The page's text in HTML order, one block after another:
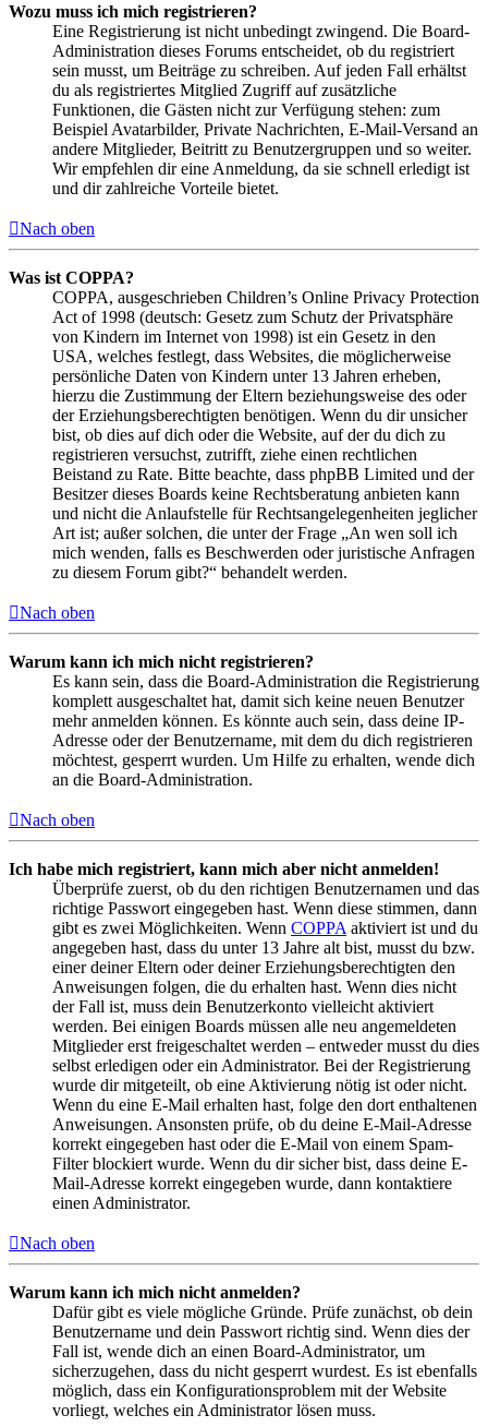
Wozu muss ich mich registrieren?
Eine Registrierung ist nicht unbedingt zwingend. Die Board-
Administration dieses Forums entscheidet, ob du registriert
sein musst, um Beiträge zu schreiben. Auf jeden Fall erhältst
du als registriertes Mitglied Zugriff auf zusätzliche
Funktionen, die Gästen nicht zur Verfügung stehen: zum
Beispiel Avatarbilder, Private Nachrichten, E-Mail-Versand an
andere Mitglieder, Beitritt zu Benutzergruppen und so weiter.
Wir empfehlen dir eine Anmeldung, da sie schnell erledigt ist
und dir zahlreiche Vorteile bietet.
Nach oben
Was ist COPPA?
COPPA, ausgeschrieben Children’s Online Privacy Protection
Act of 1998 (deutsch: Gesetz zum Schutz der Privatsphäre
von Kindern im Internet von 1998) ist ein Gesetz in den
USA, welches festlegt, dass Websites, die möglicherweise
persönliche Daten von Kindern unter 13 Jahren erheben,
hierzu die Zustimmung der Eltern beziehungsweise des oder
der Erziehungsberechtigten benötigen. Wenn du dir unsicher
bist, ob dies auf dich oder die Website, auf der du dich zu
registrieren versuchst, zutrifft, ziehe einen rechtlichen
Beistand zu Rate. Bitte beachte, dass phpBB Limited und der
Besitzer dieses Boards keine Rechtsberatung anbieten kann
und nicht die Anlaufstelle für Rechtsangelegenheiten jeglicher
Art ist; außer solchen, die unter der Frage „An wen soll ich
mich wenden, falls es Beschwerden oder juristische Anfragen
zu diesem Forum gibt?“ behandelt werden.
Nach oben
Warum kann ich mich nicht registrieren?
Es kann sein, dass die Board-Administration die Registrierung
komplett ausgeschaltet hat, damit sich keine neuen Benutzer
mehr anmelden können. Es könnte auch sein, dass deine IP-
Adresse oder der Benutzername, mit dem du dich registrieren
möchtest, gesperrt wurden. Um Hilfe zu erhalten, wende dich
an die Board-Administration.
Nach oben
Ich habe mich registriert, kann mich aber nicht anmelden!
Überprüfe zuerst, ob du den richtigen Benutzernamen und das
richtige Passwort eingegeben hast. Wenn diese stimmen, dann
gibt es zwei Möglichkeiten. Wenn COPPA aktiviert ist und du
angegeben hast, dass du unter 13 Jahre alt bist, musst du bzw.
einer deiner Eltern oder deiner Erziehungsberechtigten den
Anweisungen folgen, die du erhalten hast. Wenn dies nicht
der Fall ist, muss dein Benutzerkonto vielleicht aktiviert
werden. Bei einigen Boards müssen alle neu angemeldeten
Mitglieder erst freigeschaltet werden – entweder musst du dies
selbst erledigen oder ein Administrator. Bei der Registrierung
wurde dir mitgeteilt, ob eine Aktivierung nötig ist oder nicht.
Wenn du eine E-Mail erhalten hast, folge den dort enthaltenen
Anweisungen. Ansonsten prüfe, ob du deine E-Mail-Adresse
korrekt eingegeben hast oder die E-Mail von einem Spam-
Filter blockiert wurde. Wenn du dir sicher bist, dass deine E-
Mail-Adresse korrekt eingegeben wurde, dann kontaktiere
einen Administrator.
Nach oben
Warum kann ich mich nicht anmelden?
Dafür gibt es viele mögliche Gründe. Prüfe zunächst, ob dein
Benutzername und dein Passwort richtig sind. Wenn dies der
Fall ist, wende dich an einen Board-Administrator, um
sicherzugehen, dass du nicht gesperrt wurdest. Es ist ebenfalls
möglich, dass ein Konfigurationsproblem mit der Website
vorliegt, welches ein Administrator lösen muss.